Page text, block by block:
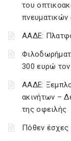
του
ΑΑΔΕ:
300 ευρώ
ΑΑΔΕ:
ακινήτων –
της οφειλής
Πόθεν έσχες